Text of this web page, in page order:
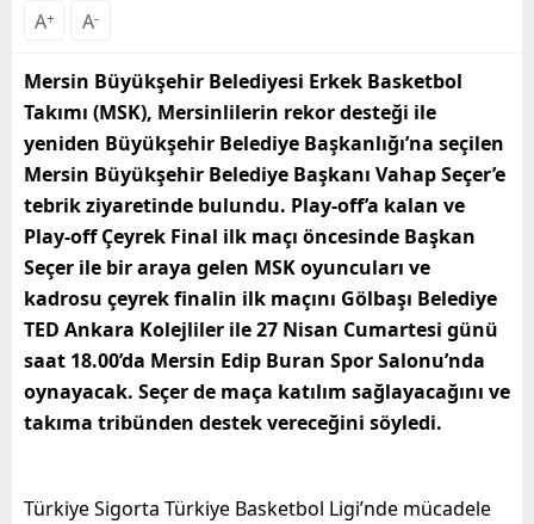
A+ A-
Mersin Büyükşehir Belediyesi Erkek Basketbol
Takımı (MSK), Mersinlilerin rekor desteği ile
yeniden Büyükşehir Belediye Başkanlığı’na seçilen
Mersin Büyükşehir Belediye Başkanı Vahap Seçer’e
tebrik ziyaretinde bulundu. Play-off’a kalan ve
Play-off Çeyrek Final ilk maçı öncesinde Başkan
Seçer ile bir araya gelen MSK oyuncuları ve
kadrosu çeyrek finalin ilk maçını Gölbaşı Belediye
TED Ankara Kolejliler ile 27 Nisan Cumartesi günü
saat 18.00’da Mersin Edip Buran Spor Salonu’nda
oynayacak. Seçer de maça katılım sağlayacağını ve
takıma tribünden destek vereceğini söyledi.
Türkiye Sigorta Türkiye Basketbol Ligi’nde mücadele